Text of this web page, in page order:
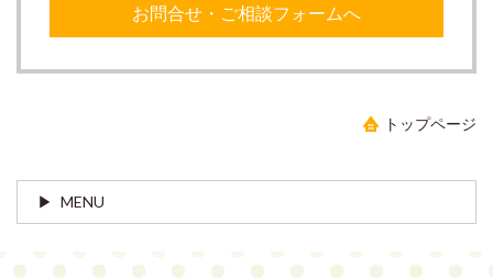
お問合せ・ご相談フォームへ
トップページ
MENU